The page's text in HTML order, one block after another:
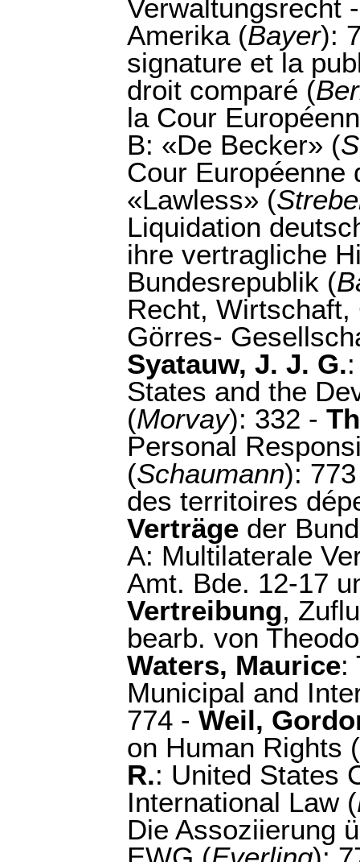
Verwaltungsrecht
Amerika (Bayer):
signature et la
droit comparé (
la Cour
B: «De Becker» (
Cour Européenne
«Lawless» (
Liquidation
ihre vertragliche
Bundesrepublik (
Recht,
Görres-
Syatauw, J. J. G.
States and the
(Morvay): 332 -
Personal
(Schaumann):
des territoires
Verträge der
A: Multilaterale
Amt. Bde. 12-17
Vertreibung,
bearb. von
Waters, Maurice:
Municipal and
774 - Weil,
on Human Rights (
R.: United States
International Law (
Die Assoziierung